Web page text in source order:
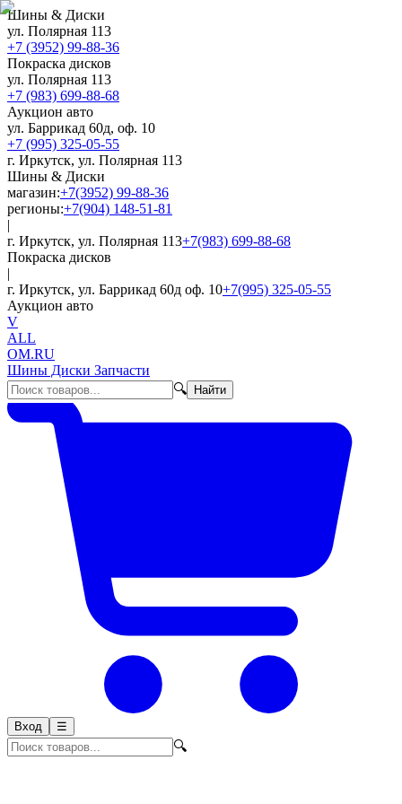
Шины & Диски
ул. Полярная 113
+7 (3952) 99-88-36
Покраска дисков
ул. Полярная 113
+7 (983) 699-88-68
Аукцион авто
ул. Баррикад 60д, оф. 10
+7 (995) 325-05-55
г. Иркутск, ул. Полярная 113
Шины & Диски
магазин:+7(3952) 99-88-36
регионы:+7(904) 148-51-81
|
г. Иркутск, ул. Полярная 113+7(983) 699-88-68
Покраска дисков
|
г. Иркутск, ул. Баррикад 60д оф. 10+7(995) 325-05-55
Аукцион авто
V
ALL
OM.RU
Шины Диски Запчасти
🔍
Найти
Вход ☰
🔍